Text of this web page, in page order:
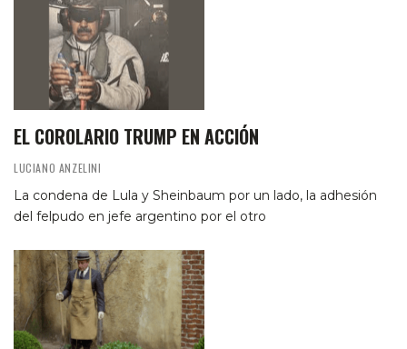
EL COROLARIO TRUMP EN ACCIÓN
LUCIANO ANZELINI
La condena de Lula y Sheinbaum por un lado, la adhesión
del felpudo en jefe argentino por el otro